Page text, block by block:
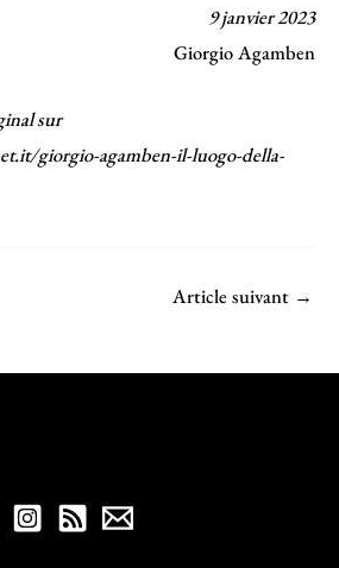
9 janvier 2023
Giorgio Agamben
sur
giorgio-agamben-il-luogo-della-
Article suivant →